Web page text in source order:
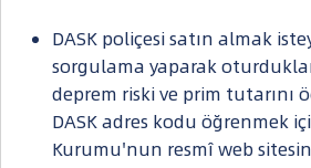
DASK poliçesi satın almak
sorgulama yaparak
deprem riski ve prim tutarını
DASK adres kodu öğrenmek
Kurumu'nun resmî web